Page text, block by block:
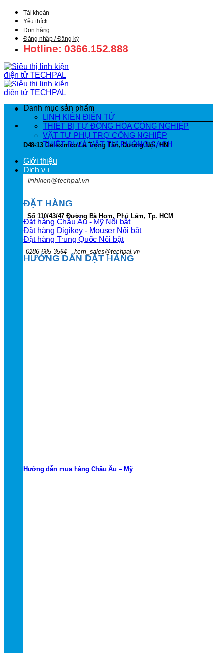
qua
dung
Tài khoản
Yêu thích
Đơn hàng
Đăng nhập / Đăng ký
Hotline: 0366.152.888
D48-13 Geleximco Lê Trọng Tấn, Dương Nội, HN
linhkien@techpal.vn
Số 110/43/47 Đường Bà Hom, Phú Lâm, Tp. HCM
0286 685 3564 – hcm_sales@techpal.vn
Danh mục sản phẩm
LINH KIỆN ĐIỆN TỬ
THIẾT BỊ TỰ ĐỘNG HÓA CÔNG NGHIỆP
VẬT TƯ PHỤ TRỢ CÔNG NGHIỆP
THIẾT BỊ VÀ VẬT TƯ PHÒNG SẠCH
Giới thiệu
Dịch vụ
ĐẶT HÀNG
Đặt hàng Châu Âu - Mỹ
Đặt hàng Digikey - Mouser
Đặt hàng Trung Quốc
HƯỚNG DẪN ĐẶT HÀNG
Hướng dẫn mua hàng Châu Âu – Mỹ